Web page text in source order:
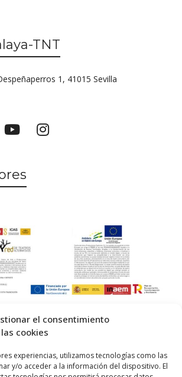
el consentimiento
cookies
experiencias, utilizamos tecnologías como las
y/o acceder a la información del dispositivo. El
TNT
1, 41015 Sevilla
by QM.